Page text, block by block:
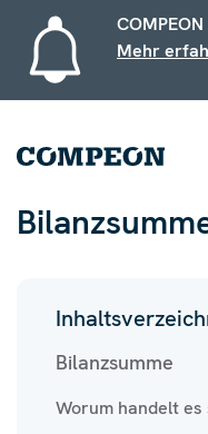
Mehr
Bilanzsumme
Worum handelt es